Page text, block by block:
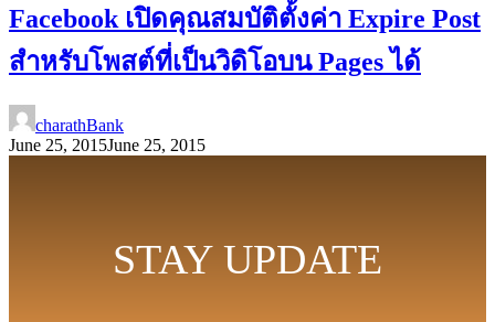
Facebook เปิดคุณสมบัติตั้งค่า Expire Post
สำหรับโพสต์ที่เป็นวิดิโอบน Pages ได้
charathBank
June 25, 2015June 25, 2015
STAY UPDATE